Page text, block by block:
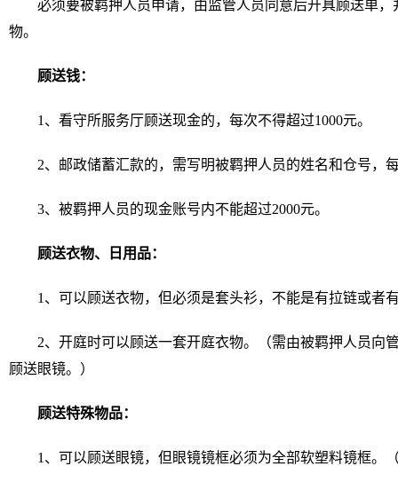
必须要被羁押人员申请，由监管人员同意后开具顾送单
物。
顾送钱：
1、看守所服务厅顾送现金的，每次不得超过1000元。
2、邮政储蓄汇款的，需写明被羁押人员的姓名和仓号，
3、被羁押人员的现金账号内不能超过2000元。
顾送衣物、日用品：
1、可以顾送衣物，但必须是套头衫，不能是有拉链或者
2、开庭时可以顾送一套开庭衣物。（需由被羁押人员向
顾送眼镜。）
顾送特殊物品：
1、可以顾送眼镜，但眼镜镜框必须为全部软塑料镜框